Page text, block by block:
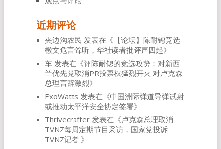
近期评论
夹边沟农民 发表在《 【论坛】陈耐锶竞选
檄文危言耸听，华社读者批评声四起》
车发表在《评陈耐锶的竞选攻势：对新西
兰优先党取消PR投票权猛烈开火 对卢克森
总理言辞激烈》
ExoWatts 发表在《中国洲际弹道导弹试射
或推动太平洋安全协定签署》
Thrivecrafter发表在《卢克森总理取消
TVNZ每周定期节目采访，国家党投诉
TVNZ记者 》